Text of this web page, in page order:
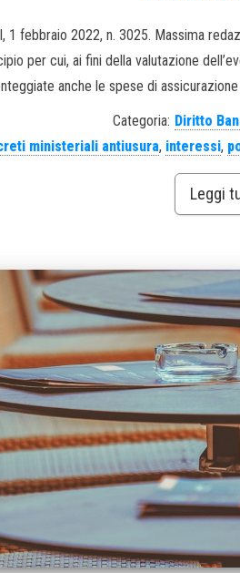
1 febbraio 2022, n. 3025. Massima
per cui, ai fini della valutazione
anche le spese di
Categoria: Diritto
ministeriali antiusura, interessi,
Leggi